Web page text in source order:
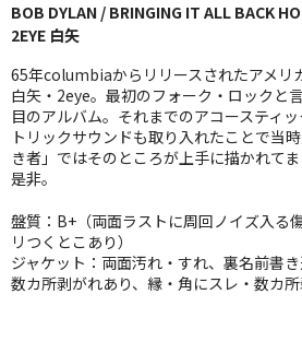
JAZZ-EU
JAZZ-JP
JAZZ-VOCAL
J-POP
FOLK,SSW
WORLD
BOB DYLAN / BRINGING IT ALL BACK
2EYE 白矢
65年columbiaからリリースされたアメリ
白矢・2eye。最初のフォーク・ロックと
目のアルバム。それまでのアコースティ
トリックサウンドも取り入れたことで当
き者」ではそのところが上手に描かれて
是非。
盤質：B+（両面ラストに周回ノイズ入る
リつくとこあり）
ジャケット：両面汚れ・すれ、裏名前書
数カ所剥がれあり、縁・角にスレ・数カ所